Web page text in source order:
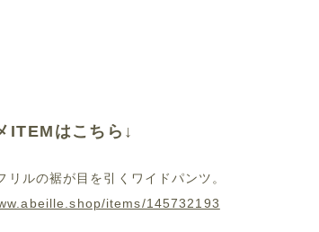
ITEMはこちら↓
リルの裾が目を引くワイドパンツ。
items/145732193